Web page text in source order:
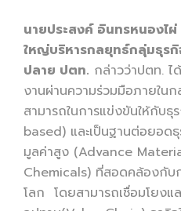
นายประสงค์ อินทรหนองไ
ใหญ่บริหารกลยุทธ์กลุ่มธุรกิ
ปลาย ปตท. กล่าวว่าปตท. ไ
งานผ่านความร่วมมือภายใน
สามารถในการแข่งขันให้กับ
based) และเป็นฐานต่อยอ
มูลค่าสูง (Advance
Chemicals) ที่สอดคล้องกับ
โลก โดยสามารถเชื่อมโยงแล